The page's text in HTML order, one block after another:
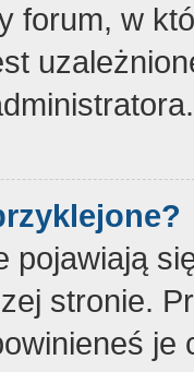
forum, w
pojawiają
stronie.
je